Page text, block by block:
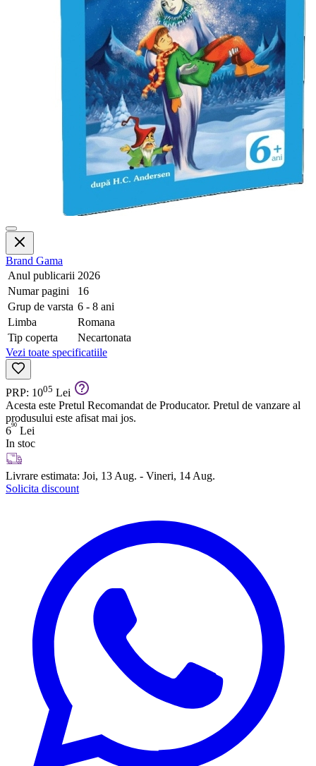
Brand Gama
Anul publicarii 2026
Numar pagini
16
Grup de varsta 6 - 8 ani
Limba
Romana
Tip coperta
Necartonata
Vezi toate specificatiile
PRP: 1005 Lei
Acesta este Pretul Recomandat de Producator. Pretul de vanzare al
produsului este afisat mai jos.
690 Lei
In stoc
Livrare estimata: Joi, 13 Aug. - Vineri, 14 Aug.
Solicita discount